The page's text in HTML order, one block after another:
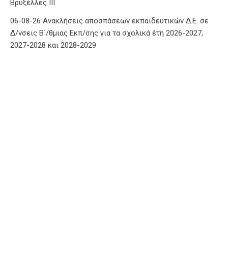
Βρυξέλλες ΙΙΙ
06-08-26 Ανακλήσεις αποσπάσεων εκπαιδευτικών Δ.Ε. σε
Δ/νσεις Β΄/θμιας Εκπ/σης για τα σχολικά έτη 2026-2027,
2027-2028 και 2028-2029